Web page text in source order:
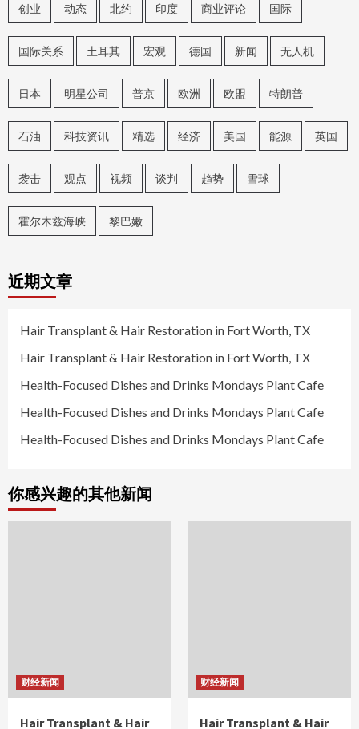
创业 动态 北约 印度 商业评论 国际
国际关系 土耳其 宏观 德国 新闻 无人机
日本 明星公司 普京 欧洲 欧盟 特朗普
石油 科技资讯 精选 经济 美国 能源 英国
袭击 观点 视频 谈判 趋势 雪球
霍尔木兹海峡 黎巴嫩
近期文章
Hair Transplant & Hair Restoration in Fort Worth, TX
Hair Transplant & Hair Restoration in Fort Worth, TX
Health-Focused Dishes and Drinks Mondays Plant Cafe
Health-Focused Dishes and Drinks Mondays Plant Cafe
Health-Focused Dishes and Drinks Mondays Plant Cafe
你感兴趣的其他新闻
财经新闻
Hair Transplant & Hair
财经新闻
Hair Transplant & Hair